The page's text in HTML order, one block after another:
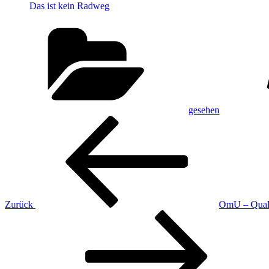
Das ist kein Radweg
gesehen
Beitragsnavigation
Zurück
OmU –